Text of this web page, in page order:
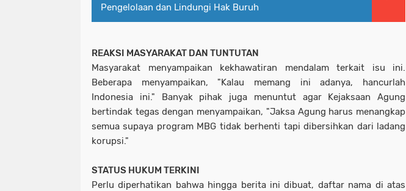
Pengelolaan dan Lindungi Hak Buruh
REAKSI MASYARAKAT DAN TUNTUTAN
Masyarakat menyampaikan kekhawatiran mendalam terkait isu ini.
Beberapa menyampaikan, "Kalau memang ini adanya, hancurlah
Indonesia ini." Banyak pihak juga menuntut agar Kejaksaan Agung
bertindak tegas dengan menyampaikan, "Jaksa Agung harus menangkap
semua supaya program MBG tidak berhenti tapi dibersihkan dari ladang
korupsi."
STATUS HUKUM TERKINI
Perlu diperhatikan bahwa hingga berita ini dibuat, daftar nama di atas